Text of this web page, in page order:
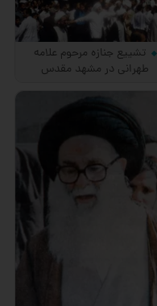
تشییع جنازه مرحوم علامه
طهرانی در مشهد مقدس